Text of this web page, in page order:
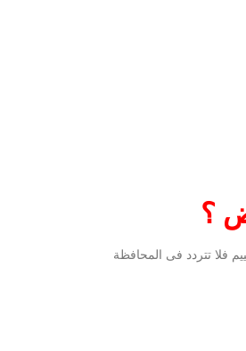
؟
فلا تتردد فى المحافظة